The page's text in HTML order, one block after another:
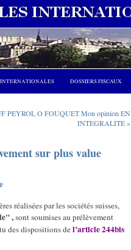
DOSSIERS FISCAUX
PEYROL O FOUQUET Mon opinion EN
INTEGRALITE »
sur plus value
réalisées par les sociétés suisses,
,sont soumises au prélèvement
des dispositions del’article 244bis